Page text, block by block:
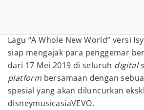
Lagu “A Whole New World” versi
siap mengajak para penggemar
dari 17 Mei 2019 di seluruh digital
platform bersamaan dengan
spesial yang akan diluncurkan
disneymusicasiaVEVO.